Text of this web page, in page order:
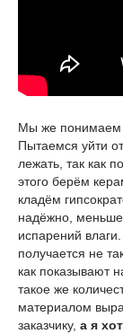
Мы же понимаем
Пытаемся уйти
лежать, так как
этого берём
кладём
надёжно,
испарений
получается не
как показывают
такое же
материалом
заказчику, а я